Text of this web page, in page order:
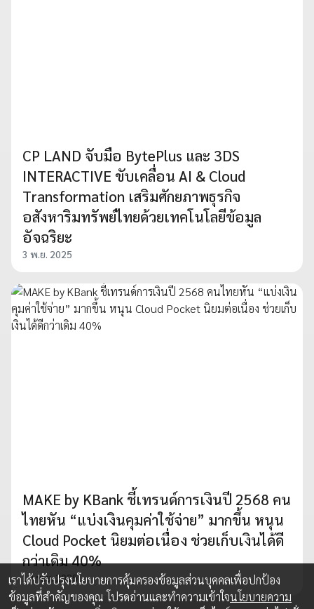
CP LAND จับมือ BytePlus และ 3DS
INTERACTIVE ขับเคลื่อน AI & Cloud
Transformation เสริมศักยภาพธุรกิจ
อสังหาริมทรัพย์ไทยด้วยเทคโนโลยีข้อมูล
อัจฉริยะ
3 พ.ย. 2025
MAKE by KBank ชี้เทรนด์การเงินปี 2568 คน
ไทยหัน “แบ่งเงินคุมค่าใช้จ่าย” มากขึ้น หนุน
Cloud Pocket นิยมต่อเนื่อง ช่วยเก็บเงินได้ดี
กว่าเดิม 40%
19 พ.ย. 2025
เราได้ปรับปรุงนโยบายการคุ้มครองข้อมูลส่วนบุคคลเพื่อปกป้อง
ข้อมูลที่สำคัญของคุณ โปรดอ่านและทำความเข้าใจนโยบายความ